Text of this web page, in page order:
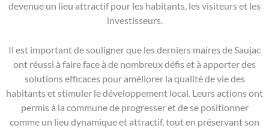
devenue un lieu attractif pour les habitants, les visiteurs et les
investisseurs.
Il est important de souligner que les derniers maires de Saujac
ont réussi à faire face à de nombreux défis et à apporter des
solutions efficaces pour améliorer la qualité de vie des
habitants et stimuler le développement local. Leurs actions ont
permis à la commune de progresser et de se positionner
comme un lieu dynamique et attractif, tout en préservant son